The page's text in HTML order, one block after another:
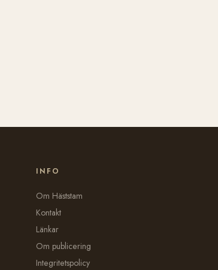
INFO
Om Häststam
Kontakt
Länkar
Om publicering
Integritetspolicy